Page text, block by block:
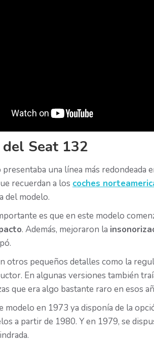
Seat 132
una línea más redondeada
recuerdan a los coches
del modelo.
es que en este modelo
. Además, mejoraron la
otros pequeños detalles como la
En algunas versiones también
que era algo bastante raro en esos
modelo en 1973 ya disponía de la
a partir de 1980. Y en 1979, se